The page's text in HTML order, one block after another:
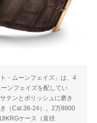
・ムーンフェイズ」は、4
ンフェイズを配してい
テンとポリッシュに磨き
（Cal.36-24）。2万8800
ケース（直径